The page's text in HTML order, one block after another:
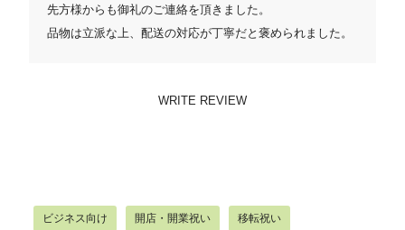
先方様からも御礼のご連絡を頂きました。
品物は立派な上、配送の対応が丁寧だと褒められました。
WRITE REVIEW
ビジネス向け 開店・開業祝い 移転祝い